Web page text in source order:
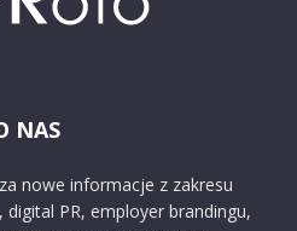
NAS
nowe informacje z zakresu
PR, employer brandingu,